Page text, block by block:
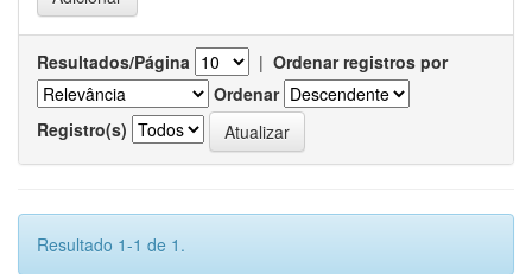
Resultados/Página | Ordenar registros por
Ordenar
Registro(s)
Resultado 1-1 de 1.